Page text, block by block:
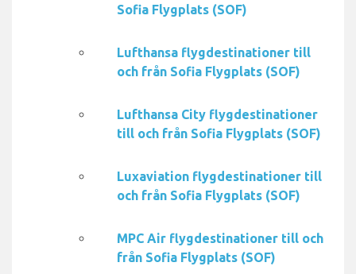
Sofia Flygplats (SOF)
Lufthansa flygdestinationer till
och från Sofia Flygplats (SOF)
Lufthansa City flygdestinationer
till och från Sofia Flygplats (SOF)
Luxaviation flygdestinationer till
och från Sofia Flygplats (SOF)
MPC Air flygdestinationer till och
från Sofia Flygplats (SOF)